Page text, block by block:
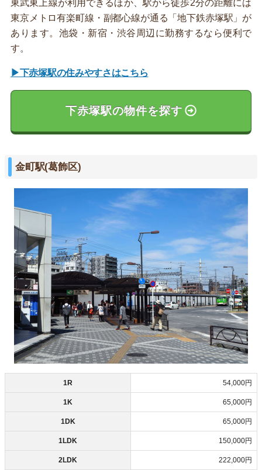
東武東上線が利用できるほか、駅から徒歩2分の距離には
東京メトロ有楽町線・副都心線が通る「地下鉄赤塚駅」が
あります。池袋・新宿・渋谷周辺に勤務するなら便利で
す。
▶下赤塚駅の住みやすさはこちら
下赤塚駅の物件を探す
金町駅(葛飾区)
1R 54,000円
1K 65,000円
1DK 65,000円
1LDK 150,000円
2LDK 222,000円